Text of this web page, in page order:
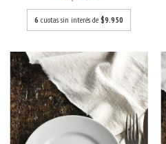
6 cuotas sin interés de $9.950